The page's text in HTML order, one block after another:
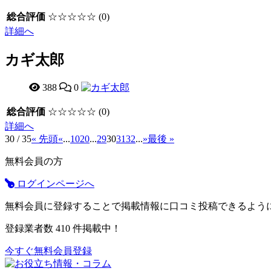
総合評価 ☆☆☆☆☆ (0)
詳細へ
カギ太郎
388 0
総合評価 ☆☆☆☆☆ (0)
詳細へ
30 / 35« 先頭«...1020...29303132...»最後 »
無料会員の方
ログインページへ
無料会員に登録することで掲載情報に口コミ投稿できるよう
登録業者数 410 件掲載中！
今すぐ無料会員登録